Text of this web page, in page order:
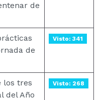
de
de
Visto: 341
los tres
del Año
Visto: 268